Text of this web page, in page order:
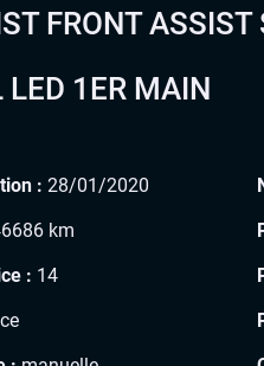
FRONT ASSIST
LED 1ER MAIN
: 28/01/2020
km
: 14